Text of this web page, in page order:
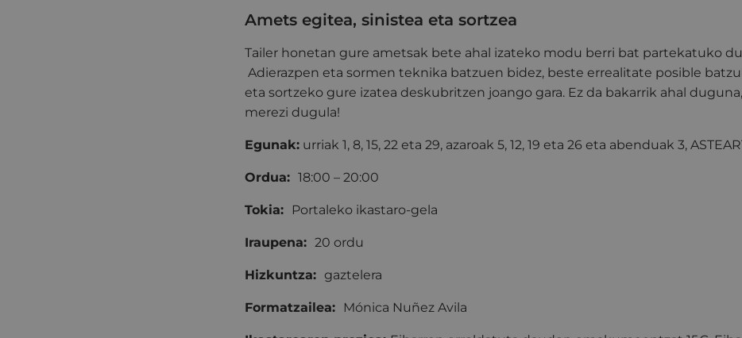
Amets egitea, sinistea eta sortzea
Tailer honetan gure ametsak bete ahal izateko modu berri bat partekatuko
Adierazpen eta sormen teknika batzuen bidez, beste errealitate posible
eta sortzeko gure izatea deskubritzen joango gara. Ez da bakarrik ahal
merezi dugula!
Egunak: urriak 1, 8, 15, 22 eta 29, azaroak 5, 12, 19 eta 26 eta abenduak 3,
Ordua: 18:00 – 20:00
Tokia: Portaleko ikastaro-gela
Iraupena: 20 ordu
Hizkuntza: gaztelera
Formatzailea: Mónica Nuñez Avila